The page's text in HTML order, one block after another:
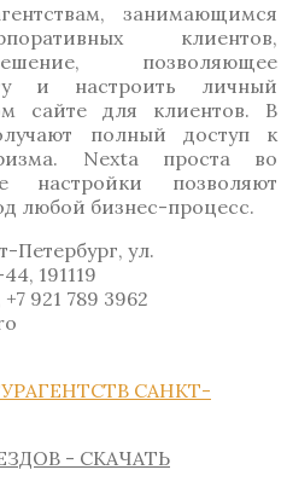
занимающимся
клиентов,
позволяющее
и настроить личный
сайте для клиентов. В
полный доступ к
Nexta проста во
настройки позволяют
любой бизнес-процесс.
Петербург, ул.
191119
921 789 3962
САНКТ-